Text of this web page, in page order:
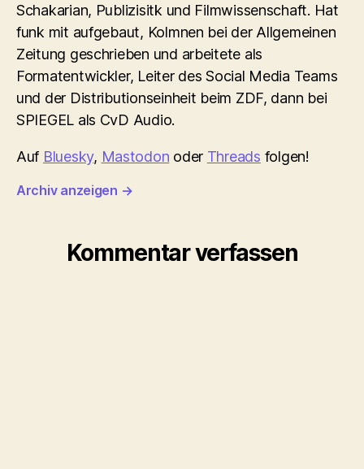
Schakarian, Publizisitk und Filmwissenschaft. Hat
funk mit aufgebaut, Kolmnen bei der Allgemeinen
Zeitung geschrieben und arbeitete als
Formatentwickler, Leiter des Social Media Teams
und der Distributionseinheit beim ZDF, dann bei
SPIEGEL als CvD Audio.
Auf Bluesky, Mastodon oder Threads folgen!
Archiv anzeigen →
Kommentar verfassen